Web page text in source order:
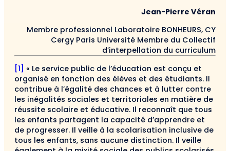
Jean-Pierre Véran
Membre professionnel Laboratoire BONHEURS, CY
Cergy Paris Université Membre du Collectif
d’interpellation du curriculum
[1] « Le service public de l’éducation est conçu et
organisé en fonction des élèves et des étudiants. Il
contribue à l’égalité des chances et à lutter contre
les inégalités sociales et territoriales en matière de
réussite scolaire et éducative. Il reconnaît que tous
les enfants partagent la capacité d’apprendre et
de progresser. Il veille à la scolarisation inclusive de
tous les enfants, sans aucune distinction. Il veille